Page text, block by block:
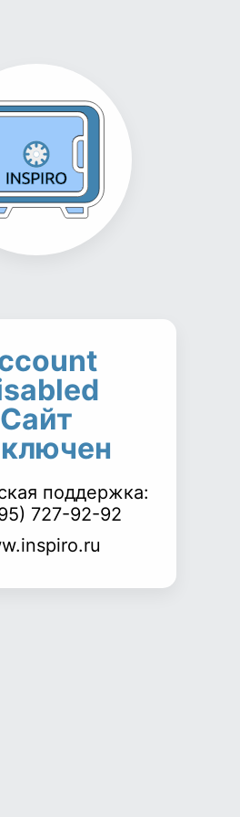
Сайт
поддержка:
727-92-92